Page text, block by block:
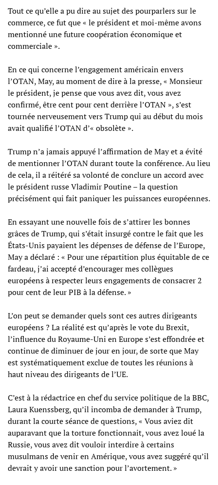
Tout ce qu’elle a pu dire au sujet des pourparlers sur le
commerce, ce fut que « le président et moi-même avons
mentionné une future coopération économique et
commerciale ».
En ce qui concerne l’engagement américain envers
l’OTAN, May, au moment de dire à la presse, « Monsieur
le président, je pense que vous avez dit, vous avez
confirmé, être cent pour cent derrière l’OTAN », s’est
tournée nerveusement vers Trump qui au début du mois
avait qualifié l’OTAN d’« obsolète ».
Trump n’a jamais appuyé l’affirmation de May et a évité
de mentionner l’OTAN durant toute la conférence. Au lieu
de cela, il a réitéré sa volonté de conclure un accord avec
le président russe Vladimir Poutine – la question
précisément qui fait paniquer les puissances européennes.
En essayant une nouvelle fois de s’attirer les bonnes
grâces de Trump, qui s’était insurgé contre le fait que les
États-Unis payaient les dépenses de défense de l’Europe,
May a déclaré : « Pour une répartition plus équitable de ce
fardeau, j’ai accepté d’encourager mes collègues
européens à respecter leurs engagements de consacrer 2
pour cent de leur PIB à la défense. »
L’on peut se demander quels sont ces autres dirigeants
européens ? La réalité est qu’après le vote du Brexit,
l’influence du Royaume-Uni en Europe s’est effondrée et
continue de diminuer de jour en jour, de sorte que May
est systématiquement exclue de toutes les réunions à
haut niveau des dirigeants de l’UE.
C’est à la rédactrice en chef du service politique de la BBC,
Laura Kuenssberg, qu’il incomba de demander à Trump,
durant la courte séance de questions, « Vous aviez dit
auparavant que la torture fonctionnait, vous avez loué la
Russie, vous avez dit vouloir interdire à certains
musulmans de venir en Amérique, vous avez suggéré qu’il
devrait y avoir une sanction pour l’avortement. »